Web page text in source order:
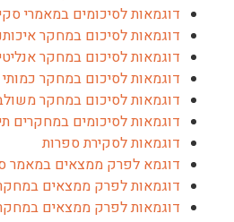
דוגמאות לסיכומים במאמרי
דוגמאות לסיכום במחקר
דוגמאות לסיכום במחקר
דוגמאות לסיכום במחקר כמותי
דוגמאות לסיכום במחקר
דוגמאות לסיכומים במחקרים
דוגמאות לסקירת ספרות
דוגמא לפרק ממצאים במאמר
דוגמאות לפרק ממצאים במחקר
דוגמאות לפרק ממצאים